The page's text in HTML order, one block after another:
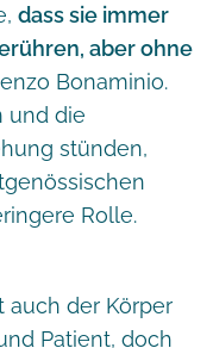
dass sie immer
aber ohne
Bonaminio.
und die
stünden,
Rolle.
auch der Körper
Patient, doch